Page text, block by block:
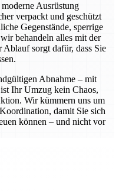
Ausrüstung
verpackt und geschützt
Gegenstände, sperrige
behandeln alles mit der
sorgt dafür, dass Sie
Abnahme – mit
Ihr Umzug kein Chaos,
Wir kümmern uns um
damit Sie sich
können – und nicht vor